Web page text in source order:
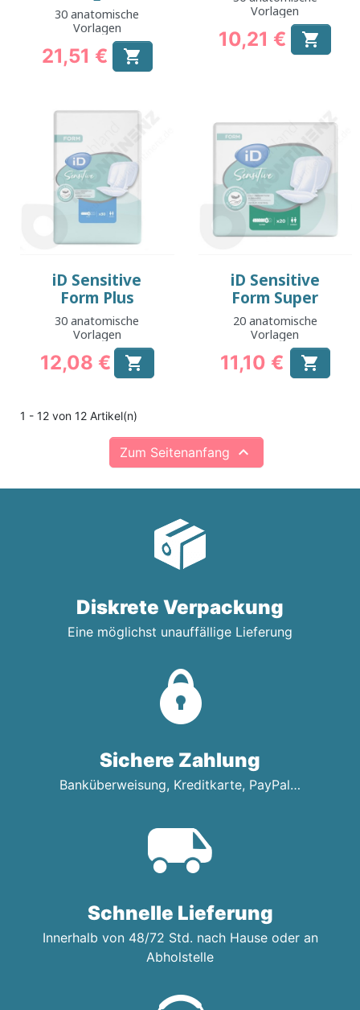
30 anatomische
Vorlagen
Preis
21,51 € 
Vorlagen
Preis
10,21 € 
iD Sensitive
Form Plus
30 anatomische
Vorlagen
Preis
12,08 € 
iD Sensitive
Form Super
20 anatomische
Vorlagen
Preis
11,10 € 
1 - 12 von 12 Artikel(n)
Zum Seitenanfang 
Diskrete Verpackung
Eine möglichst unauffällige Lieferung
Sichere Zahlung
Banküberweisung, Kreditkarte, PayPal…
Schnelle Lieferung
Innerhalb von 48/72 Std. nach Hause oder an
Abholstelle